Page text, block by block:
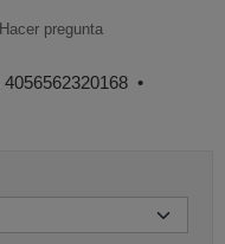
Hacer pregunta
4056562320168 •